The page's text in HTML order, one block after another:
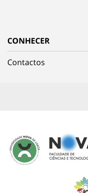
CONHECER
Contactos